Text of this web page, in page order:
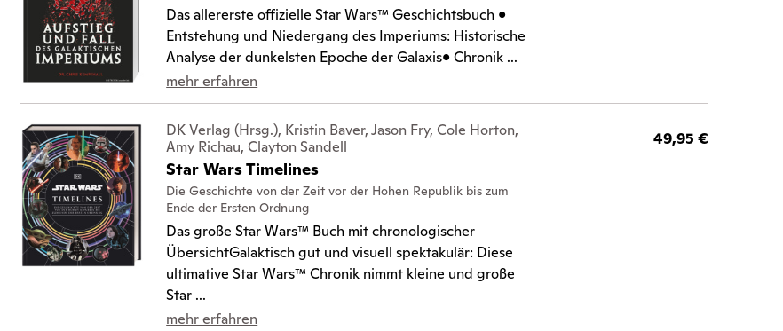
Das allererste offizielle Star Wars™ Geschichtsbuch •
Entstehung und Niedergang des Imperiums: Historische
Analyse der dunkelsten Epoche der Galaxis• Chronik ...
mehr erfahren
DK Verlag (Hrsg.), Kristin Baver, Jason Fry, Cole Horton,
Amy Richau, Clayton Sandell
Star Wars Timelines
Die Geschichte von der Zeit vor der Hohen Republik bis zum
Ende der Ersten Ordnung
Das große Star Wars™ Buch mit chronologischer
ÜbersichtGalaktisch gut und visuell spektakulär: Diese
ultimative Star Wars™ Chronik nimmt kleine und große
Star ...
mehr erfahren
49,95 €